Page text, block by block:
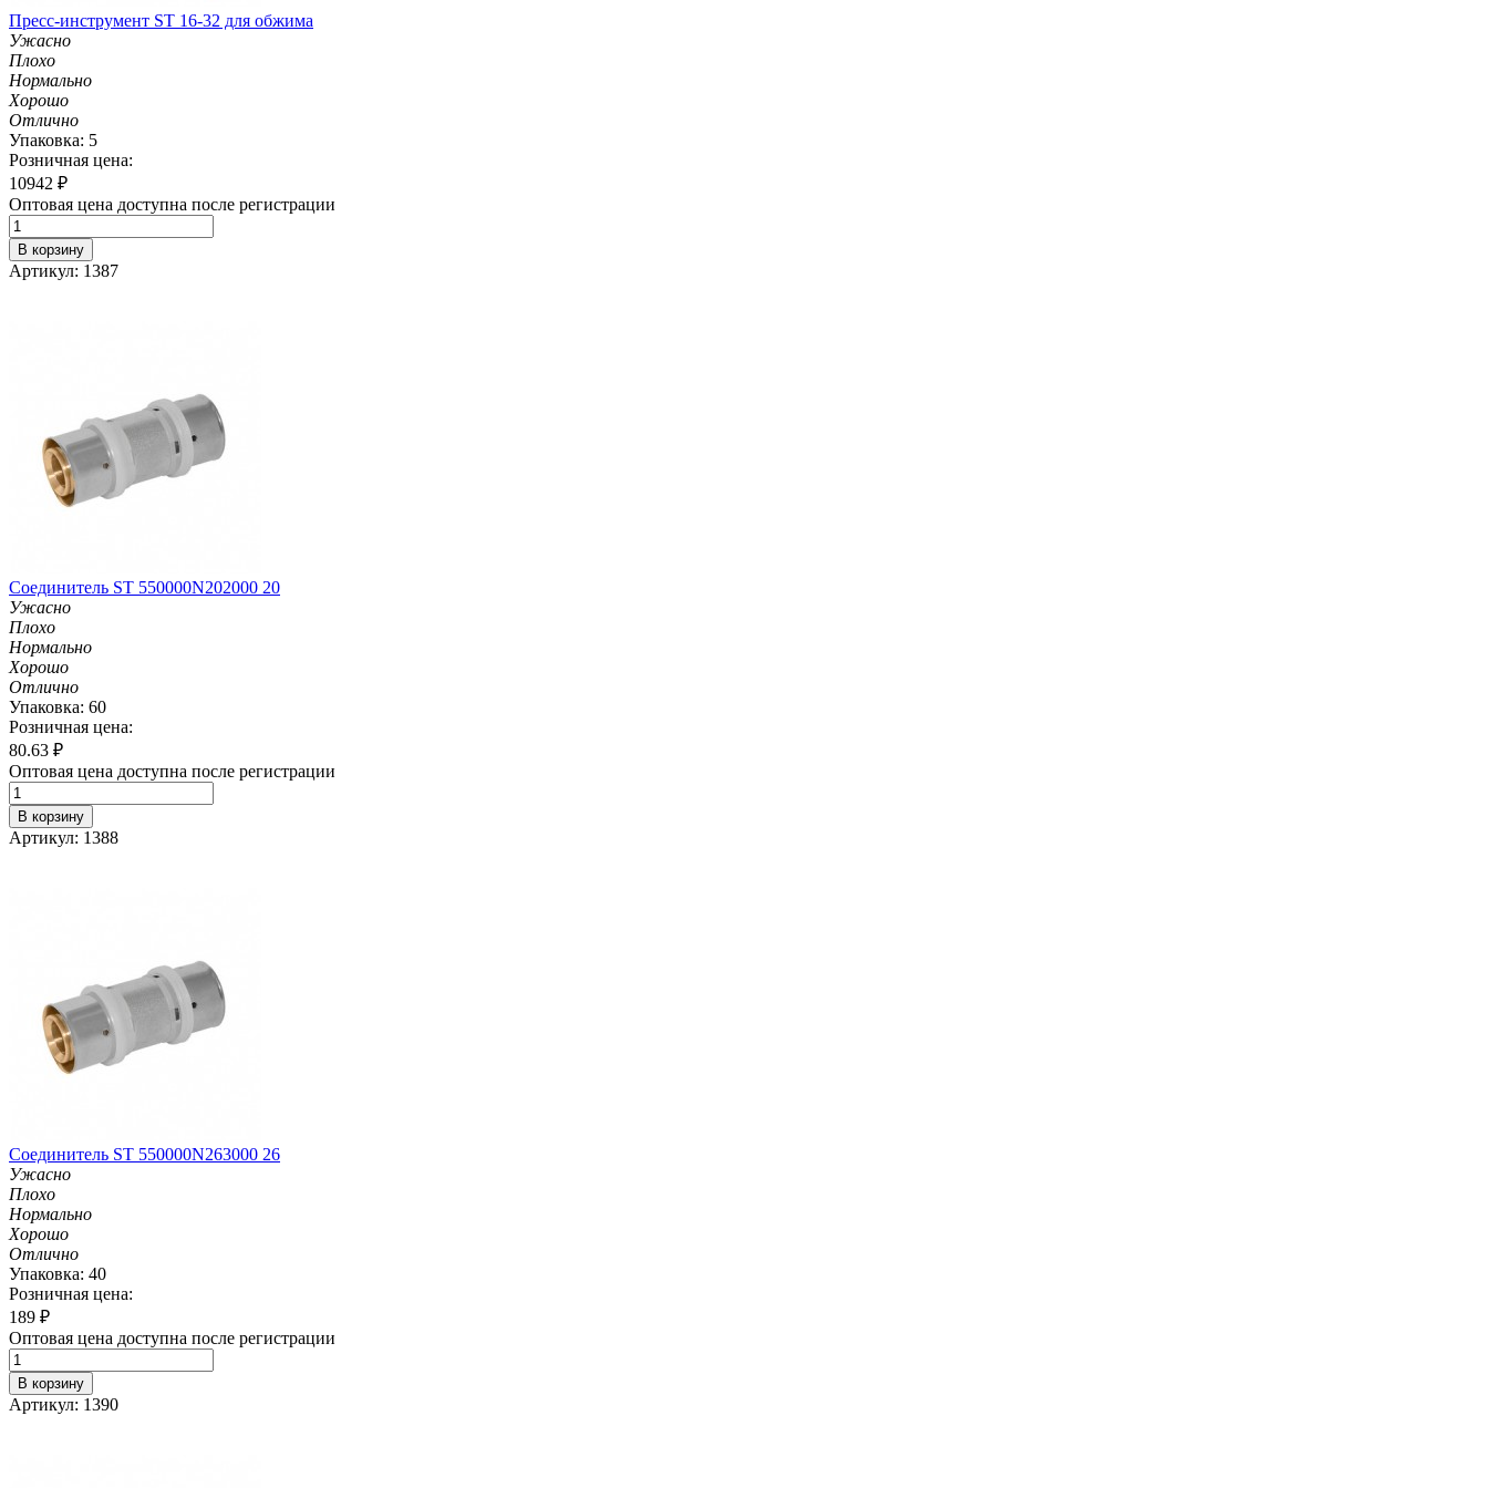
Пресс-инструмент ST 16-32 для обжима
Ужасно
Плохо
Нормально
Хорошо
Отлично
Упаковка: 5
Розничная цена:
10942 ₽
Оптовая цена доступна после регистрации
В корзину
Артикул: 1387
Соединитель ST 550000N202000 20
Ужасно
Плохо
Нормально
Хорошо
Отлично
Упаковка: 60
Розничная цена:
80.63 ₽
Оптовая цена доступна после регистрации
В корзину
Артикул: 1388
Соединитель ST 550000N263000 26
Ужасно
Плохо
Нормально
Хорошо
Отлично
Упаковка: 40
Розничная цена:
189 ₽
Оптовая цена доступна после регистрации
В корзину
Артикул: 1390